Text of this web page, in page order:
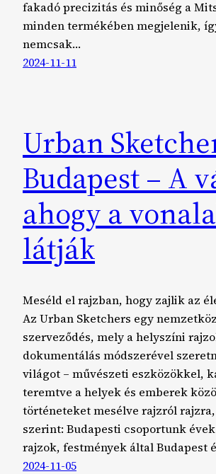
fakadó precizitás és minőség a
minden termékében megjelenik,
nemcsak…
2024-11-11
Urban
Budapest – A
ahogy a
látják
Meséld el rajzban, hogy zajlik az
Az Urban Sketchers egy
szerveződés, mely a helyszíni
dokumentálás módszerével
világot – művészeti eszközökkel,
teremtve a helyek és emberek
történeteket mesélve rajzról
szerint: Budapesti csoportunk
rajzok, festmények által Budapest
2024-11-05